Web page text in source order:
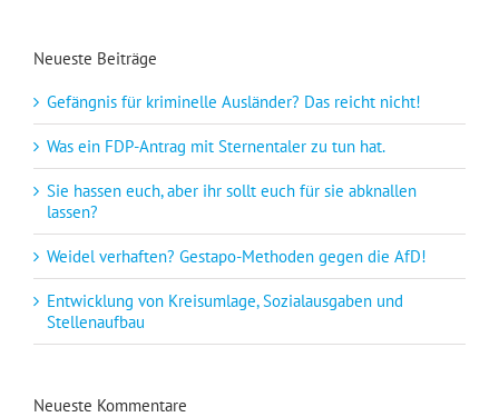
Neueste Beiträge
Gefängnis für kriminelle Ausländer? Das reicht nicht!
Was ein FDP-Antrag mit Sternentaler zu tun hat.
Sie hassen euch, aber ihr sollt euch für sie abknallen
lassen?
Weidel verhaften? Gestapo-Methoden gegen die AfD!
Entwicklung von Kreisumlage, Sozialausgaben und
Stellenaufbau
Neueste Kommentare